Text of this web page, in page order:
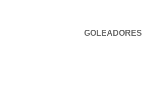
GOLEADORES